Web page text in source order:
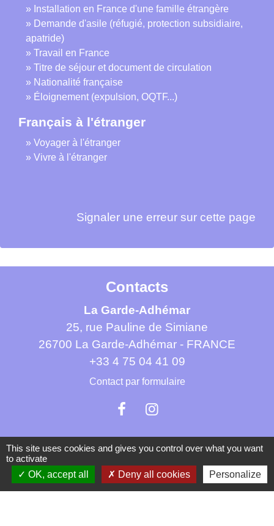
Installation en France d'une famille étrangère
Demande d'asile (réfugié, protection subsidiaire,
apatride)
Travail en France
Titre de séjour et document de circulation
Nationalité française
Éloignement (expulsion, OQTF...)
Français à l'étranger
Voyager à l'étranger
Vivre à l'étranger
Signaler une erreur sur cette page
Contacts
La Garde-Adhémar
25, rue Pauline de Simiane
26700 La Garde-Adhémar - FRANCE
+33 4 75 04 41 09
Contact par formulaire
Mentions légales - Politique de confidentialité -
This site uses cookies and gives you control over what you want
to activate
OK, accept all
Deny all cookies Personalize